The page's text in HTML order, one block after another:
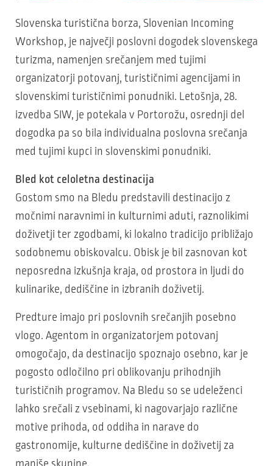
Slovenska turistična borza, Slovenian Incoming
Workshop, je največji poslovni dogodek slovenskega
turizma, namenjen srečanjem med tujimi
organizatorji potovanj, turističnimi agencijami in
slovenskimi turističnimi ponudniki. Letošnja, 28.
izvedba SIW, je potekala v Portorožu, osrednji del
dogodka pa so bila individualna poslovna srečanja
med tujimi kupci in slovenskimi ponudniki.
Bled kot celoletna destinacija
Gostom smo na Bledu predstavili destinacijo z
močnimi naravnimi in kulturnimi aduti, raznolikimi
doživetji ter zgodbami, ki lokalno tradicijo približajo
sodobnemu obiskovalcu. Obisk je bil zasnovan kot
neposredna izkušnja kraja, od prostora in ljudi do
kulinarike, dediščine in izbranih doživetij.
Predture imajo pri poslovnih srečanjih posebno
vlogo. Agentom in organizatorjem potovanj
omogočajo, da destinacijo spoznajo osebno, kar je
pogosto odločilno pri oblikovanju prihodnjih
turističnih programov. Na Bledu so se udeleženci
lahko srečali z vsebinami, ki nagovarjajo različne
motive prihoda, od oddiha in narave do
gastronomije, kulturne dediščine in doživetij za